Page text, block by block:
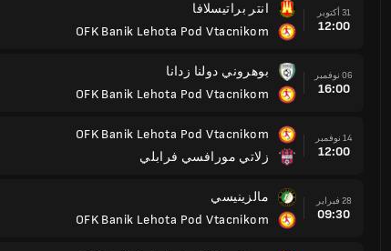
31 أكتوبر
12:00
انتر براتيسلافا
OFK Banik Lehota Pod Vtacnikom
06 نوفمبر
16:00
بوهروني دولنا زدانا
OFK Banik Lehota Pod Vtacnikom
14 نوفمبر
12:00
OFK Banik Lehota Pod Vtacnikom
زلاتي مورافسي فرابلي
28 فبراير
09:30
مالزينيسي
OFK Banik Lehota Pod Vtacnikom